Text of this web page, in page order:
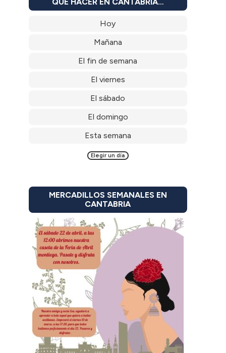
Hoy
Mañana
El fin de semana
El viernes
El sábado
El domingo
Esta semana
Elegir un día
MERCADILLOS SEMANALES EN
CANTABRIA